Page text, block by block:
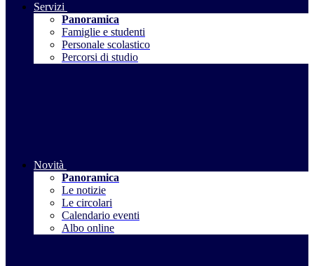
Servizi
Panoramica
Famiglie e studenti
Personale scolastico
Percorsi di studio
Novità
Panoramica
Le notizie
Le circolari
Calendario eventi
Albo online